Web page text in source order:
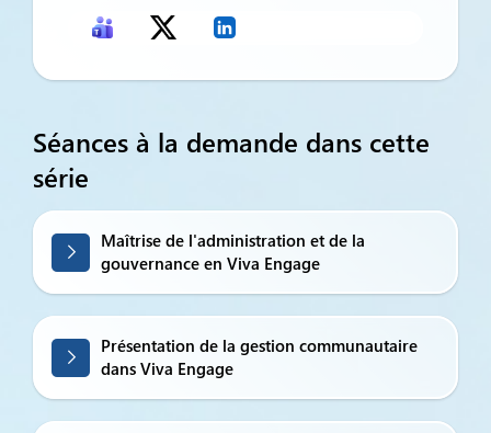
Séances à la demande dans cette
série
Maîtrise de l'administration et de la
gouvernance en Viva Engage
Présentation de la gestion communautaire
dans Viva Engage